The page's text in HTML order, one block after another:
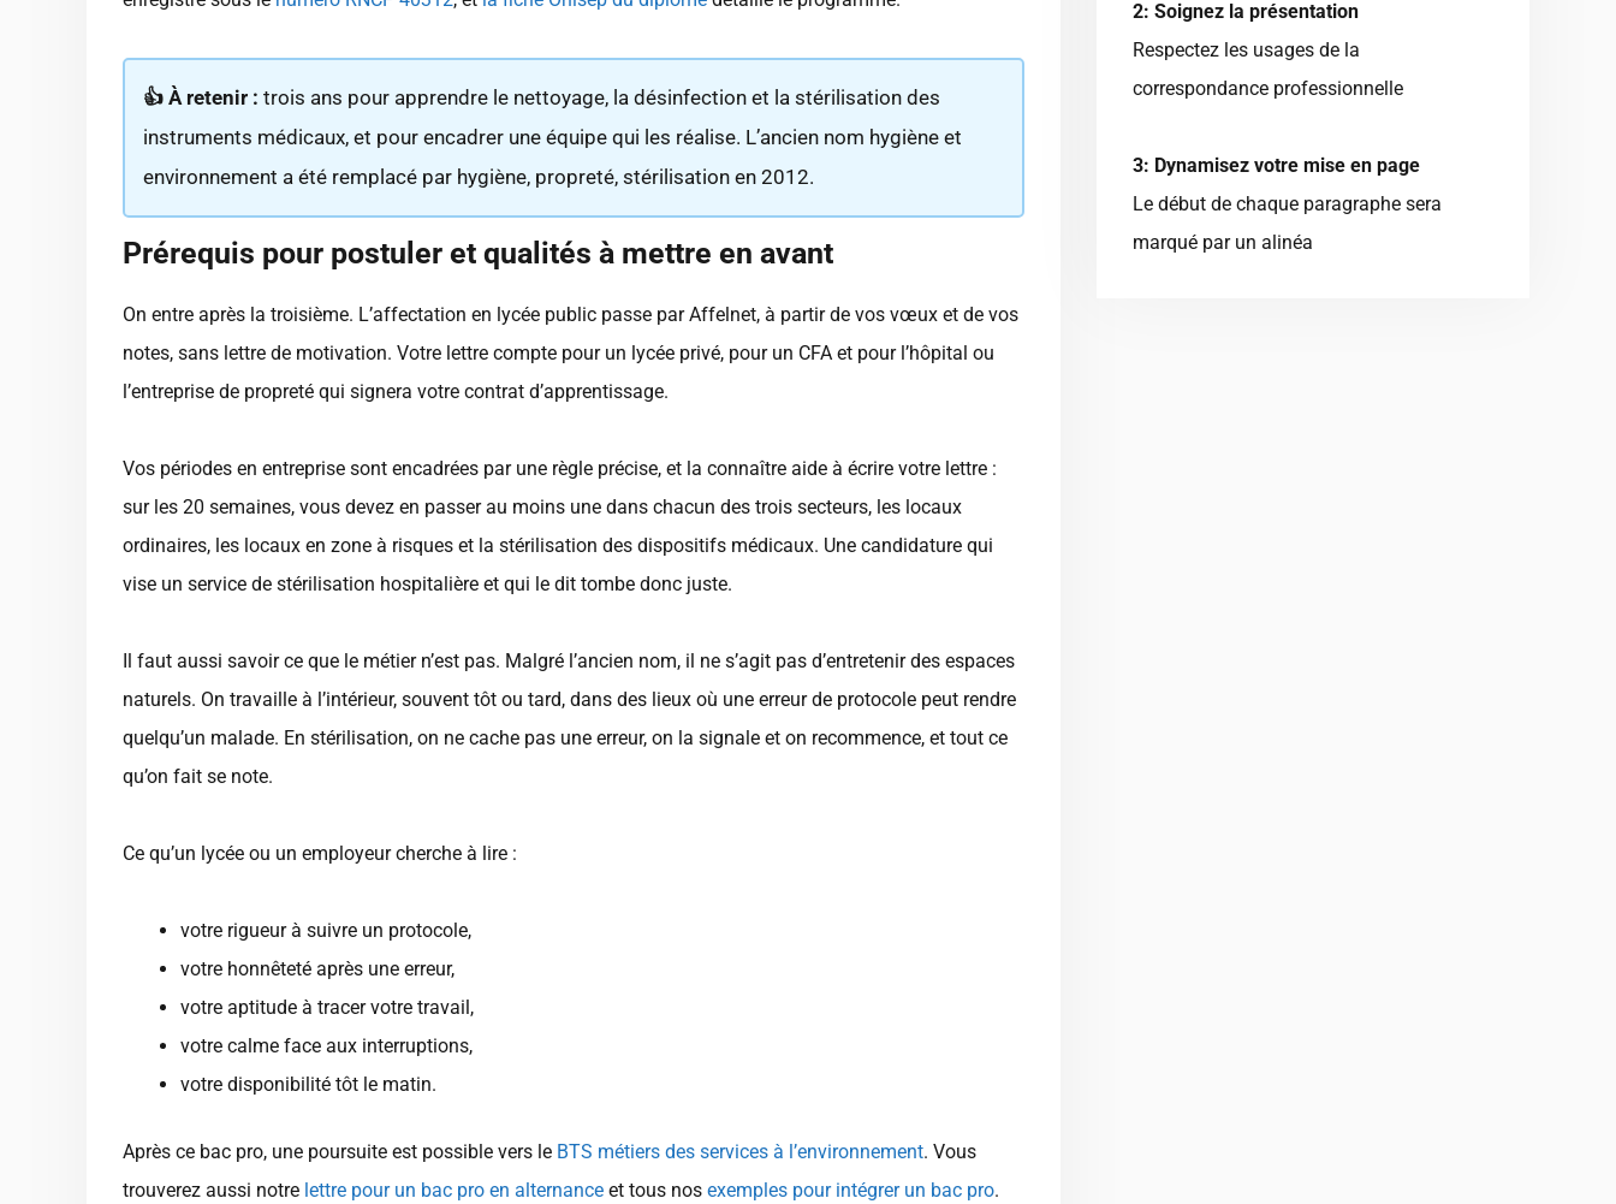
👍 À retenir : trois ans pour apprendre le nettoyage, la désinfection et la stérilisation des
instruments médicaux, et pour encadrer une équipe qui les réalise. L’ancien nom hygiène et
environnement a été remplacé par hygiène, propreté, stérilisation en 2012.
Prérequis pour postuler et qualités à mettre en avant
On entre après la troisième. L’affectation en lycée public passe par Affelnet, à partir de vos vœux et de vos
notes, sans lettre de motivation. Votre lettre compte pour un lycée privé, pour un CFA et pour l’hôpital ou
l’entreprise de propreté qui signera votre contrat d’apprentissage.
Vos périodes en entreprise sont encadrées par une règle précise, et la connaître aide à écrire votre lettre :
sur les 20 semaines, vous devez en passer au moins une dans chacun des trois secteurs, les locaux
ordinaires, les locaux en zone à risques et la stérilisation des dispositifs médicaux. Une candidature qui
vise un service de stérilisation hospitalière et qui le dit tombe donc juste.
Il faut aussi savoir ce que le métier n’est pas. Malgré l’ancien nom, il ne s’agit pas d’entretenir des espaces
naturels. On travaille à l’intérieur, souvent tôt ou tard, dans des lieux où une erreur de protocole peut rendre
quelqu’un malade. En stérilisation, on ne cache pas une erreur, on la signale et on recommence, et tout ce
qu’on fait se note.
Ce qu’un lycée ou un employeur cherche à lire :
votre rigueur à suivre un protocole,
votre honnêteté après une erreur,
votre aptitude à tracer votre travail,
votre calme face aux interruptions,
votre disponibilité tôt le matin.
Après ce bac pro, une poursuite est possible vers le BTS métiers des services à l’environnement. Vous
trouverez aussi notre lettre pour un bac pro en alternance et tous nos exemples pour intégrer un bac pro.
2: Soignez la présentation
Respectez les usages de la
correspondance professionnelle
3: Dynamisez votre mise en page
Le début de chaque paragraphe sera
marqué par un alinéa